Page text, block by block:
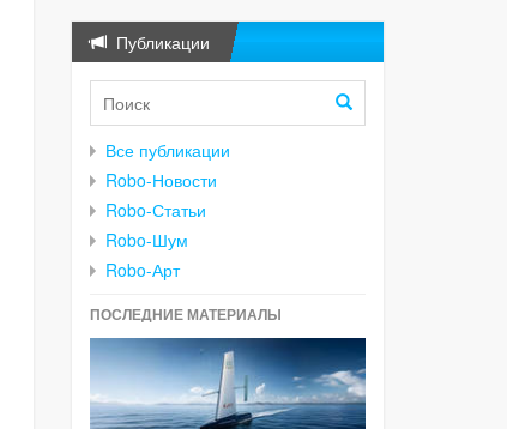
Публикации
Все публикации
Robo-Новости
Robo-Статьи
Robo-Шум
Robo-Арт
ПОСЛЕДНИЕ МАТЕРИАЛЫ